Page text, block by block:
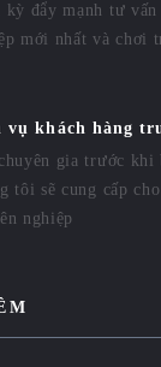
kỳ đẩy mạnh tư vấn
mới nhất và chơi
vụ khách hàng
gia trước khi
tôi sẽ cung cấp
nghiệp